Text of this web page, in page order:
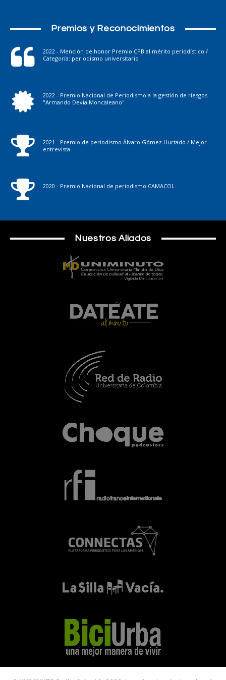
Premios y Reconocimientos
2022 - Mención de honor Premio CPB al mérito periodístico /
Categoría: periodismo universitario
2022 - Premio Nacional de Periodismo a la gestión de riesgos
"Armando Devia Moncaleano"
2021 - Premio de periodismo Álvaro Gómez Hurtado / Mejor
entrevista
2020 - Premio Nacional de periodismo CAMACOL
Nuestros Aliados